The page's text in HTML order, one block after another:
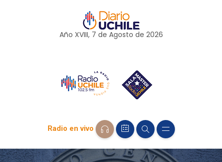
Año XVIII, 7 de Agosto de 2026
Radio en vivo